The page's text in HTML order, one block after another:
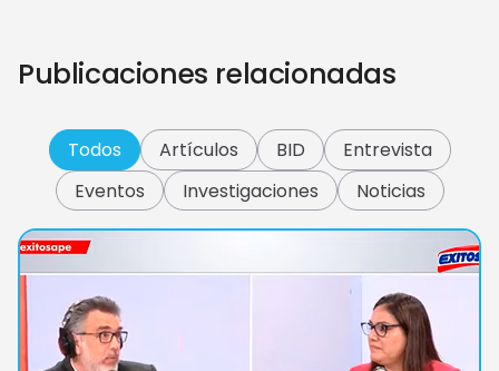
Publicaciones relacionadas
Artículos BID
Entrevista
Eventos
Investigaciones Noticias
Todos